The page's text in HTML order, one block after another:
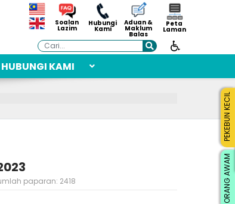
Soalan
Lazim
Hubungi
Kami
Aduan &
Maklum
Balas
Peta
Laman
Cari
HUBUNGI KAMI
paparan: 2418 ORANG AWAM
PEKEBUN KECIL